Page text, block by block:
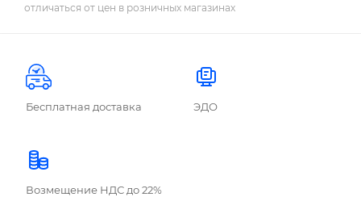
отличаться от цен в розничных магазинах
Бесплатная доставка ЭДО
Возмещение НДС до 22%